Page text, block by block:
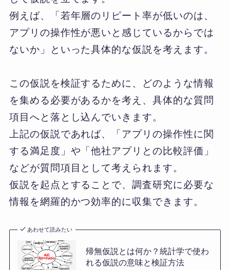
例えば、「若年層のリピート率が低いのは、
アプリの操作性が悪いと感じているからでは
ないか」といった具体的な仮説を考えます。
この仮説を検証するために、どのような情報
を集める必要があるかを考え、具体的な質問
項目へと落とし込んでいきます。
上記の仮説であれば、「アプリの操作性に関
する満足度」や「他社アプリとの比較評価」
などが質問項目として考えられます。
仮説を起点とすることで、調査研究に必要な
情報を網羅的かつ効率的に収集できます。
あわせて読みたい
帰無仮説とは何か？統計学で使わ
れる仮説の意味と検証方法